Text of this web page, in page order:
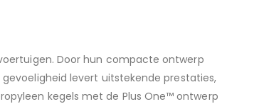
Door hun compacte ontwerp
levert uitstekende prestaties,
kegels met de Plus One™ ontwerp